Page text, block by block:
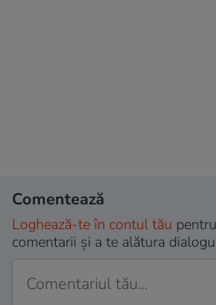
Comentează
Loghează-te în contul tău
comentarii și a te alătura